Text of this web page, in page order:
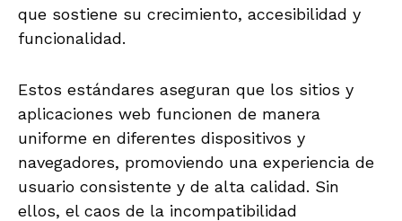
que sostiene su crecimiento, accesibilidad y
funcionalidad.
Estos estándares aseguran que los sitios y
aplicaciones web funcionen de manera
uniforme en diferentes dispositivos y
navegadores, promoviendo una experiencia de
usuario consistente y de alta calidad. Sin
ellos, el caos de la incompatibilidad